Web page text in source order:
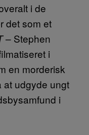
i de
det som et
– Stephen
i
en morderisk
at udgyde ungt
i